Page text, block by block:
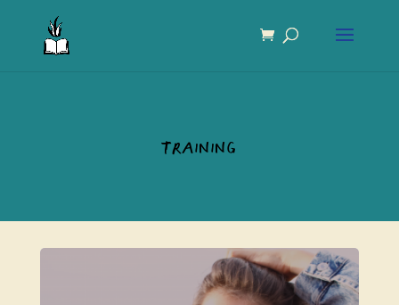
training